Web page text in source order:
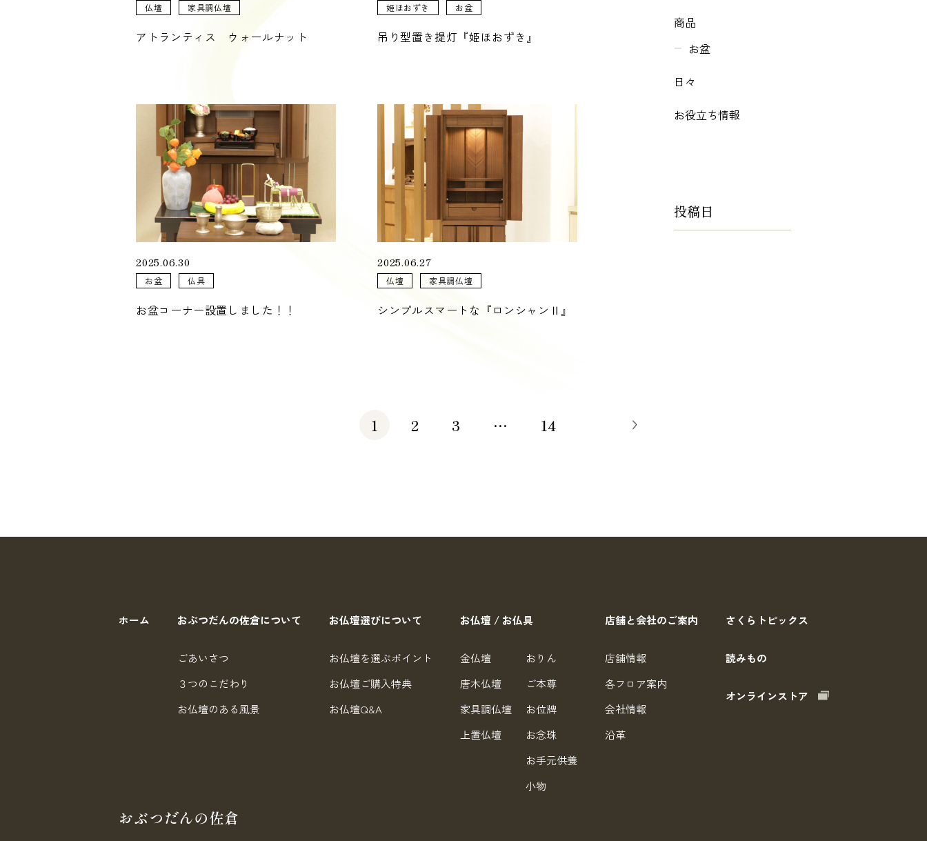
仏壇 家具調仏壇
アトランティス ウォールナット
姫ほおずき お盆
吊り型置き提灯『姫ほおずき』
2025.06.30
お盆 仏具
お盆コーナー設置しました！！
2025.06.27
仏壇 家具調仏壇
シンプルスマートな『ロンシャンⅡ』
1 2 3 … 14
商品
お盆
日々
お役立ち情報
投稿日
ホーム おぶつだんの佐倉について
ごあいさつ
３つのこだわり
お仏壇のある風景
お仏壇選びについて
お仏壇を選ぶポイント
お仏壇ご購入特典
お仏壇Q&A
お仏壇 / お仏具
金仏壇
唐木仏壇
家具調仏壇
上置仏壇
おりん
ご本尊
お位牌
お念珠
お手元供養
小物
店舗と会社のご案内
店舗情報
各フロア案内
会社情報
沿革
さくらトピックス
読みもの
オンラインストア
おぶつだんの佐倉